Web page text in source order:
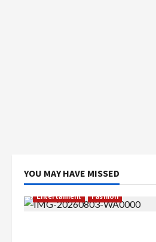
YOU MAY HAVE MISSED
Entertaiment Fashion